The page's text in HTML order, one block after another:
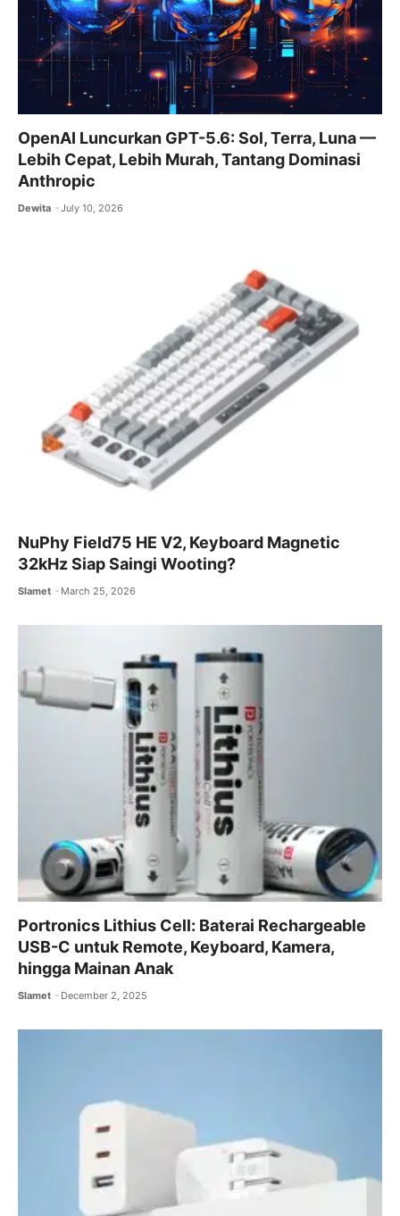
OpenAI Luncurkan GPT-5.6: Sol, Terra, Luna —
Lebih Cepat, Lebih Murah, Tantang Dominasi
Anthropic
Dewita July 10, 2026
NuPhy Field75 HE V2, Keyboard Magnetic
32kHz Siap Saingi Wooting?
Slamet March 25, 2026
Portronics Lithius Cell: Baterai Rechargeable
USB-C untuk Remote, Keyboard, Kamera,
hingga Mainan Anak
Slamet December 2, 2025